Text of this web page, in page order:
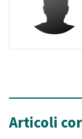
Articoli